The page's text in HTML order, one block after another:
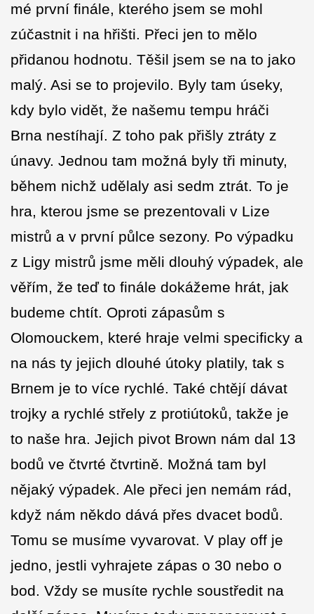
mé první finále, kterého jsem se mohl
zúčastnit i na hřišti. Přeci jen to mělo
přidanou hodnotu. Těšil jsem se na to jako
malý. Asi se to projevilo. Byly tam úseky,
kdy bylo vidět, že našemu tempu hráči
Brna nestíhají. Z toho pak přišly ztráty z
únavy. Jednou tam možná byly tři minuty,
během nichž udělaly asi sedm ztrát. To je
hra, kterou jsme se prezentovali v Lize
mistrů a v první půlce sezony. Po výpadku
z Ligy mistrů jsme měli dlouhý výpadek, ale
věřím, že teď to finále dokážeme hrát, jak
budeme chtít. Oproti zápasům s
Olomouckem, které hraje velmi specificky a
na nás ty jejich dlouhé útoky platily, tak s
Brnem je to více rychlé. Také chtějí dávat
trojky a rychlé střely z protiútoků, takže je
to naše hra. Jejich pivot Brown nám dal 13
bodů ve čtvrté čtvrtině. Možná tam byl
nějaký výpadek. Ale přeci jen nemám rád,
když nám někdo dává přes dvacet bodů.
Tomu se musíme vyvarovat. V play off je
jedno, jestli vyhrajete zápas o 30 nebo o
bod. Vždy se musíte rychle soustředit na